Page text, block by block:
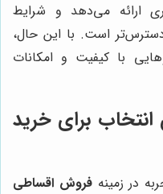
ارائه می‌دهد و شرایط
است. با این حال،
با کیفیت و امکانات
انتخاب برای خرید
در زمینهفروش اقساطی